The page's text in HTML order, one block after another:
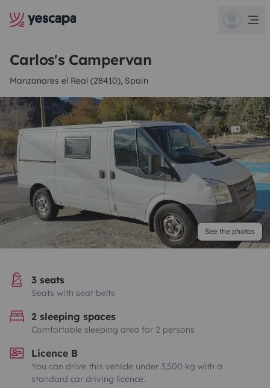
Carlos's Campervan
Manzanares el Real (28410), Spain
See the photos
3 seats
Seats with seat belts
2 sleeping spaces
Comfortable sleeping area for 2 persons
Licence B
You can drive this vehicle under 3,500 kg with a
standard car driving licence.